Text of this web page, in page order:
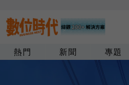
熱門 新聞 專題